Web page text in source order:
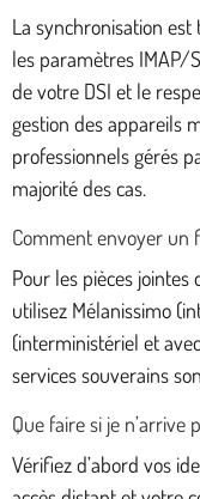
La synchronisation
les paramètres IMAP/
de votre DSI et le
gestion des appareils
professionnels gérés
majorité des cas.
Comment envoyer un
Pour les pièces
utilisez Mélanissimo
(interministériel et
services souverains
Que faire si je
Vérifiez d’abord vos